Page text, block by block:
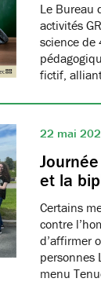
Le Bureau
activités
science de
fictif,
22 mai
et la
Certains
contre
d’affirmer
personnes
menu